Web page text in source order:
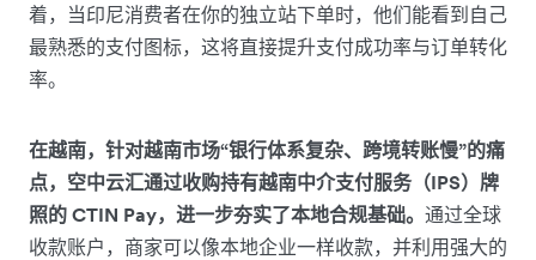
着，当印尼消费者在你的独立站下单时，他们能看到自己
最熟悉的支付图标，这将直接提升支付成功率与订单转化
率。
在越南，针对越南市场“银行体系复杂、跨境转账慢”的痛
点，空中云汇通过收购持有越南中介支付服务（IPS）牌
照的 CTIN Pay，进一步夯实了本地合规基础。 通过全球
收款账户，商家可以像本地企业一样收款，并利用强大的